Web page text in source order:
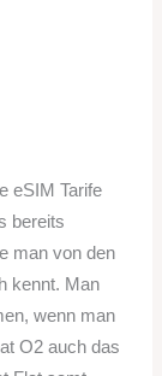
eSIM Tarife
bereits
man von den
kennt. Man
wenn man
O2 auch das